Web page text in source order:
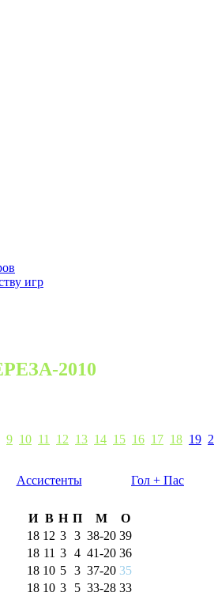
игр
2010
9 10 11 12 13 14 15 16 17 18 19
Ассистенты Гол + Пас
И В Н П М
О
18 12 3 3 38-20 39
18 11 3 4 41-20 36
18 10 5 3 37-20 35
18 10 3 5 33-28 33